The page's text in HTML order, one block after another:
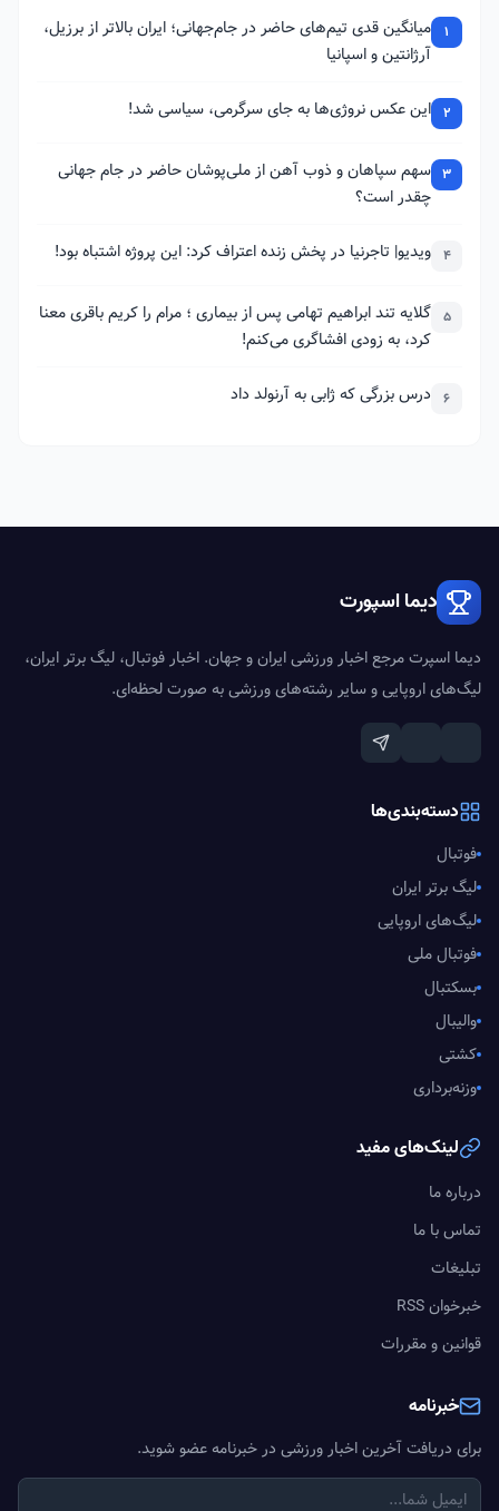
1
میانگین قدی تیم‌های حاضر در جام‌جهانی؛ ایران بالاتر از برزیل،
آرژانتین و اسپانیا
2 این عکس نروژی‌ها به جای سرگرمی، سیاسی شد!
3 سهم سپاهان و ذوب آهن از ملی‌پوشان حاضر در جام جهانی
چقدر است؟
4 ویدیو| تاجرنیا در پخش زنده اعتراف کرد: این پروژه اشتباه بود!
5 گلایه تند ابراهیم تهامی پس از بیماری ؛ مرام را کریم باقری معنا
کرد، به زودی افشاگری می‌کنم!
6 درس بزرگی که ژابی به آرنولد داد
دیما اسپورت
دیما اسپرت مرجع اخبار ورزشی ایران و جهان. اخبار فوتبال، لیگ برتر ایران،
لیگ‌های اروپایی و سایر رشته‌های ورزشی به صورت لحظه‌ای.
دسته‌بندی‌ها
فوتبال
لیگ برتر ایران
لیگ‌های اروپایی
فوتبال ملی
بسکتبال
والیبال
کشتی
وزنه‌برداری
لینک‌های مفید
درباره ما
تماس با ما
تبلیغات
خبرخوان RSS
قوانین و مقررات
خبرنامه
برای دریافت آخرین اخبار ورزشی در خبرنامه عضو شوید.